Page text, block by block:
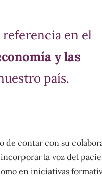
en el
y las
país.
de contar con su
la voz del
en iniciativas